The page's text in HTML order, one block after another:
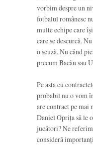
vorbim despre un
fotbalul românesc
multe echipe care
care se descurcă.
o scuză. Nu când
precum Bacău sau
Pe asta cu
probabil nu o vom
are contract pe mai
Daniel Oprița să le
jucători? Ne
consideră